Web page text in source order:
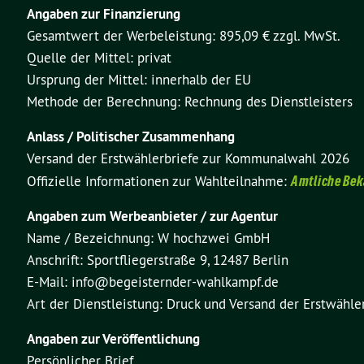
Angaben zur Finanzierung
Gesamtwert der Werbeleistung: 895,09 € zzgl. MwSt.
Quelle der Mittel: privat
Ursprung der Mittel: innerhalb der EU
Methode der Berechnung: Rechnung des Dienstleisters
Anlass / Politischer Zusammenhang
Versand der Erstwählerbriefe zur Kommunalwahl 2026
Offizielle Informationen zur Wahlteilnahme:Amtliche
Angaben zum Werbeanbieter / zur Agentur
Name / Bezeichnung: W hochzwei GmbH
Anschrift: Sportfliegerstraße 9, 12487 Berlin
E-Mail: info@begeisternder-wahlkampf.de
Art der Dienstleistung: Druck und Versand der
Angaben zur Veröffentlichung